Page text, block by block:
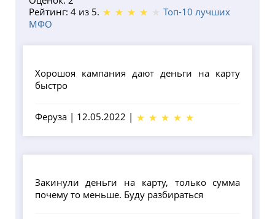
Рейтинг: 4 из 5.
Топ-10 лучших
МФО
Хорошоя кампания дают деньги на карту
быстро
Феруза | 12.05.2022 |
Закинули деньги на карту, только сумма
почему то меньше. Буду разбираться